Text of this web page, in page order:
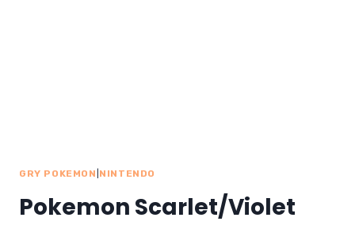
GRY POKEMON NINTENDO
Pokemon Scarlet/Violet